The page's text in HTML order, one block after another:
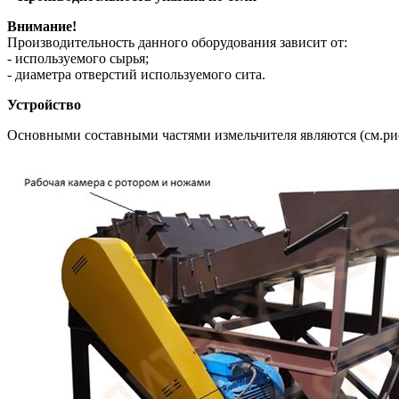
Внимание!
Производительность данного оборудования зависит от:
- используемого сырья;
- диаметра отверстий используемого сита.
Устройство
Основными составными частями измельчителя являются